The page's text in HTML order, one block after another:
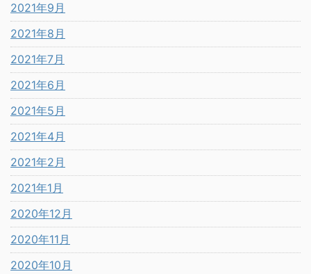
2021年9月
2021年8月
2021年7月
2021年6月
2021年5月
2021年4月
2021年2月
2021年1月
2020年12月
2020年11月
2020年10月